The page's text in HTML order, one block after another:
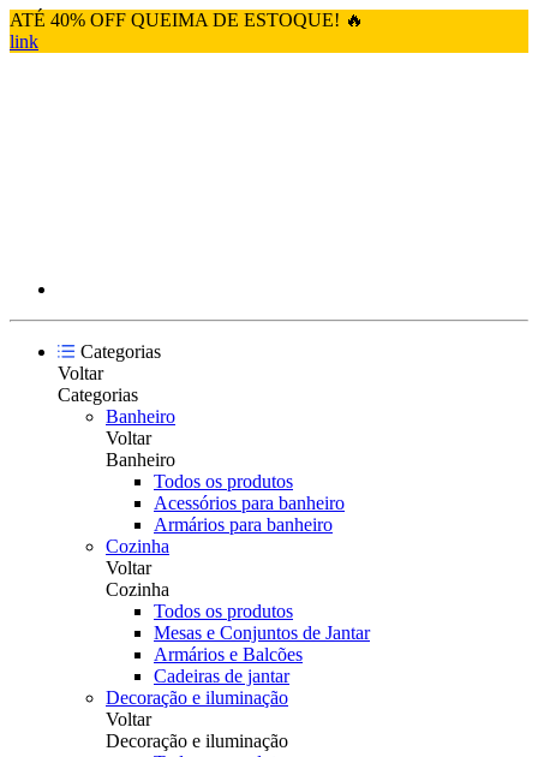
ATÉ 40% OFF QUEIMA DE ESTOQUE! 🔥
link
Categorias
Voltar
Categorias
Banheiro
Voltar
Banheiro
Todos os produtos
Acessórios para banheiro
Armários para banheiro
Cozinha
Voltar
Cozinha
Todos os produtos
Mesas e Conjuntos de Jantar
Armários e Balcões
Cadeiras de jantar
Decoração e iluminação
Voltar
Decoração e iluminação